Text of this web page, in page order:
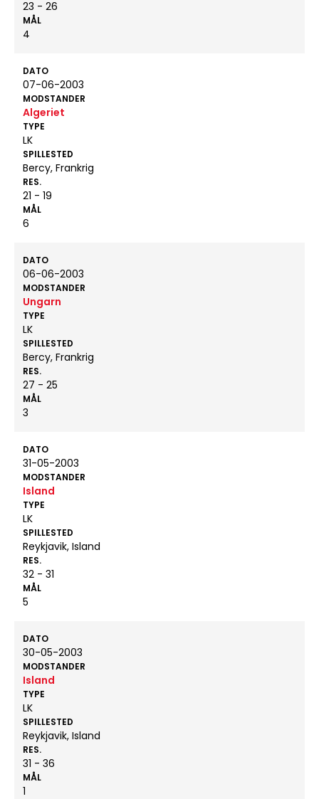
23 - 26
MÅL
4
DATO
07-06-2003
MODSTANDER
Algeriet
TYPE
LK
SPILLESTED
Bercy, Frankrig
RES.
21 - 19
MÅL
6
DATO
06-06-2003
MODSTANDER
Ungarn
TYPE
LK
SPILLESTED
Bercy, Frankrig
RES.
27 - 25
MÅL
3
DATO
31-05-2003
MODSTANDER
Island
TYPE
LK
SPILLESTED
Reykjavik, Island
RES.
32 - 31
MÅL
5
DATO
30-05-2003
MODSTANDER
Island
TYPE
LK
SPILLESTED
Reykjavik, Island
RES.
31 - 36
MÅL
1